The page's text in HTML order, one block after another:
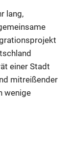
lang,
einer Stadt
mitreißender
wenige